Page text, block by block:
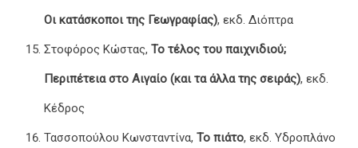
Οι κατάσκοποι της Γεωγραφίας), εκδ. Διόπτρα
Στοφόρος Κώστας, Το τέλος του παιχνιδιού;
Περιπέτεια στο Αιγαίο (και τα άλλα της σειράς), εκδ.
Κέδρος
Τασσοπούλου Κωνσταντίνα, Το πιάτο, εκδ. Υδροπλάνο